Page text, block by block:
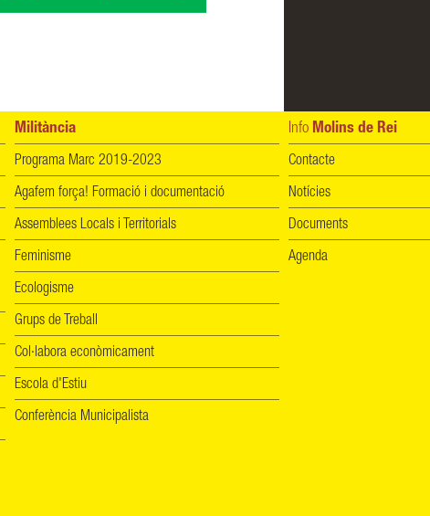
Militància
Programa Marc 2019-2023
Agafem força! Formació i documentació
Assemblees Locals i Territorials
Feminisme
Ecologisme
Grups de Treball
Col·labora econòmicament
Escola d'Estiu
Conferència Municipalista
Info Molins de Rei
Contacte
Notícies
Documents
Agenda